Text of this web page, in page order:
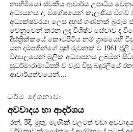
නාහිමියෝ ස්වකීය ආචාර්ය උපාධිය
අධ්‍යයනය ද, විශේෂයෙන් කැලණිය විශ්ව
අධ්‍යක්ෂවරයා ලෙස දහස් ගණනක් බුරුම
වෙනුවෙන් කරන ලද විශිෂ්ට සේවාව ද
දිස්ත්‍රික්කයේ කොටපිටිය නම් ග්‍රාමයෙහි
යන දම්පතීන්ගේ පුත් රුවනක් ව 1961 ජූලි
විද්‍යාලයෙන් මූලික අධ්‍යාපනය ලබමින්
සුධර්මාරාමාධිපති ව වැඩ විසූ බදුරලියේ
ආචාර්යත්වයෙන්....
ධර්ම දේශනාව:
අවවාදය හා ආදර්ශය
රන්, රිදී, මුතු, මැණික් වලටත් වඩා